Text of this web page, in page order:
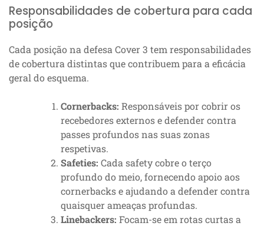
Responsabilidades de cobertura para cada
posição
Cada posição na defesa Cover 3 tem responsabilidades
de cobertura distintas que contribuem para a eficácia
geral do esquema.
Cornerbacks: Responsáveis por cobrir os
recebedores externos e defender contra
passes profundos nas suas zonas
respetivas.
Safeties: Cada safety cobre o terço
profundo do meio, fornecendo apoio aos
cornerbacks e ajudando a defender contra
quaisquer ameaças profundas.
Linebackers: Focam-se em rotas curtas a